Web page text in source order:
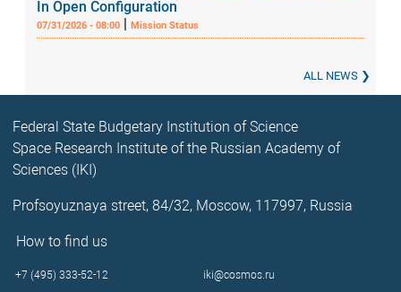
In Open Configuration
07/31/2026 - 08:00 |Mission Status
ALL NEWS
Federal State Budgetary Institution of Science
Space Research Institute of the Russian Academy of
Sciences (IKI)
Profsoyuznaya street, 84/32, Moscow, 117997, Russia
How to find us
+7 (495) 333-52-12 iki@cosmos.ru